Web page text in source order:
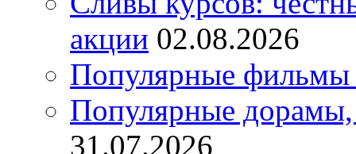
акции 02.08.2026
Популярные фильмы
Популярные дорамы,
31.07.2026